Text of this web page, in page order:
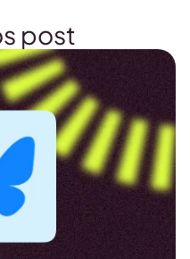
post